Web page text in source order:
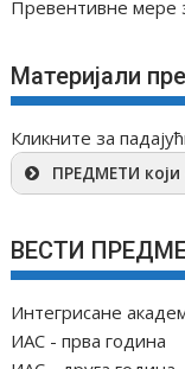
Превентивне мере
Материјали
Кликните за
ПРЕДМЕТИ који
ВЕСТИ
Интегрисане
ИАС - прва година